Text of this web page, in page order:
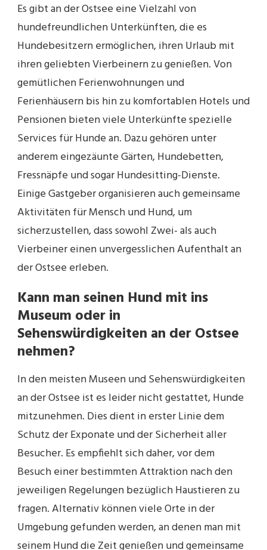
Es gibt an der Ostsee eine Vielzahl von
hundefreundlichen Unterkünften, die es
Hundebesitzern ermöglichen, ihren Urlaub mit
ihren geliebten Vierbeinern zu genießen. Von
gemütlichen Ferienwohnungen und
Ferienhäusern bis hin zu komfortablen Hotels und
Pensionen bieten viele Unterkünfte spezielle
Services für Hunde an. Dazu gehören unter
anderem eingezäunte Gärten, Hundebetten,
Fressnäpfe und sogar Hundesitting-Dienste.
Einige Gastgeber organisieren auch gemeinsame
Aktivitäten für Mensch und Hund, um
sicherzustellen, dass sowohl Zwei- als auch
Vierbeiner einen unvergesslichen Aufenthalt an
der Ostsee erleben.
Kann man seinen Hund mit ins
Museum oder in
Sehenswürdigkeiten an der Ostsee
nehmen?
In den meisten Museen und Sehenswürdigkeiten
an der Ostsee ist es leider nicht gestattet, Hunde
mitzunehmen. Dies dient in erster Linie dem
Schutz der Exponate und der Sicherheit aller
Besucher. Es empfiehlt sich daher, vor dem
Besuch einer bestimmten Attraktion nach den
jeweiligen Regelungen bezüglich Haustieren zu
fragen. Alternativ können viele Orte in der
Umgebung gefunden werden, an denen man mit
seinem Hund die Zeit genießen und gemeinsame